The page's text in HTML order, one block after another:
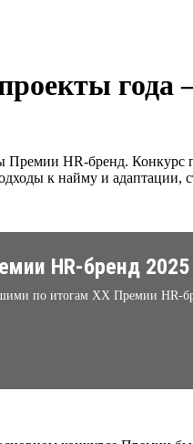
года
HR-бренд. Конкурс
к найму и адаптации,
HR-бренд 2025
по итогам XX Премии HR-